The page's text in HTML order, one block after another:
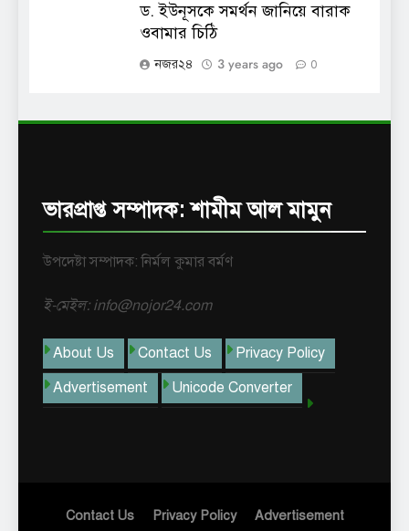
ড. ইউনূসকে সমর্থন জানিয়ে বারাক
ওবামার চিঠি
নজর২৪ 3 years ago 0
ভারপ্রাপ্ত সম্পাদক: শামীম আল মামুন
উপদেষ্টা সম্পাদক: নির্মল কুমার বর্মণ
ই-মেইল: info@nojor24.com
About Us Contact Us
Privacy Policy
Advertisement
Unicode Converter
Contact Us Privacy Policy
Advertisement